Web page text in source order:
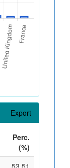
Export
Perc.
(%)
53,51